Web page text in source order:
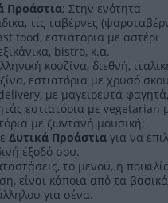
Προάστια; Στην ενότητα
τις ταβέρνες
food, εστιατόρια με αστέρι
bistro, κ.α.
κουζίνα, διεθνή,
εστιατόρια με χρυσό
με μαγειρευτά
εστιατόρια με vegetarian
με ζωντανή μουσική;
Δυτικά Προάστια για να
έξοδό σου.
το μενού, η
είναι κάποια από τα βασικά
για σένα.